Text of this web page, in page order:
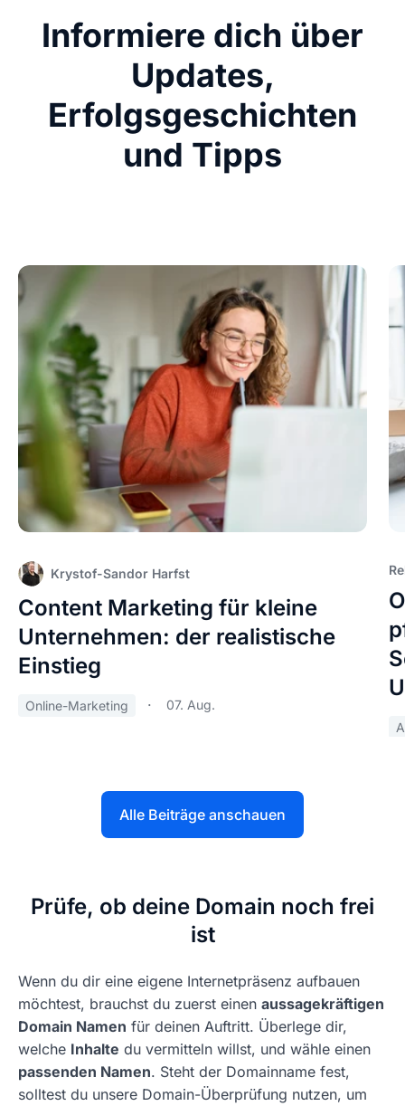
Informiere dich über
Updates,
Erfolgsgeschichten
und Tipps
Krystof-Sandor Harfst
Content Marketing für kleine
Unternehmen: der realistische
Einstieg
Online-Marketing 07. Aug.
Alle Beiträge anschauen
Prüfe, ob deine Domain noch frei
ist
Wenn du dir eine eigene Internetpräsenz aufbauen
möchtest, brauchst du zuerst einen aussagekräftigen
Domain Namen für deinen Auftritt. Überlege dir,
welche Inhalte du vermitteln willst, und wähle einen
passenden Namen. Steht der Domainname fest,
solltest du unsere Domain-Überprüfung nutzen, um